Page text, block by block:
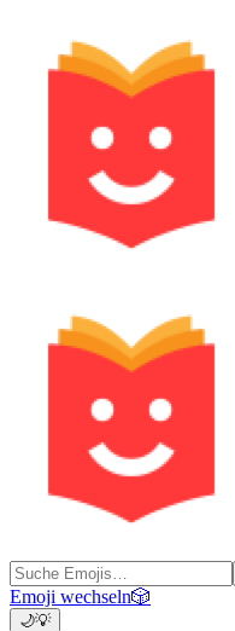
Emoji wechseln🎲
🌙💡